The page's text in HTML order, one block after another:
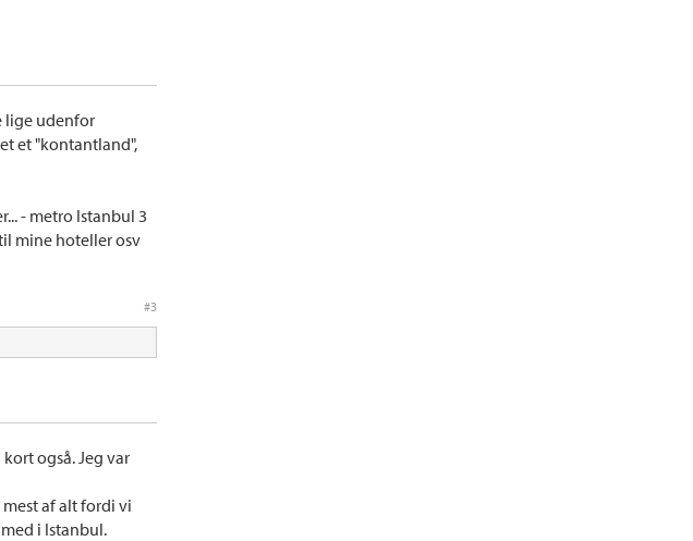
lige udenfor
et "kontantland",
- metro Istanbul 3
til mine hoteller osv
#3
også. Jeg var
af alt fordi vi
i Istanbul.